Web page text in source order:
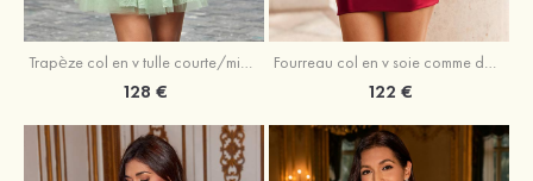
Trapèze col en v tulle courte/mini robe de fête de la rentrée avec perles
128 €
Fourreau col en v soie comme du satin courte/mini robe de fête de la rentrée avec paillettes
122 €